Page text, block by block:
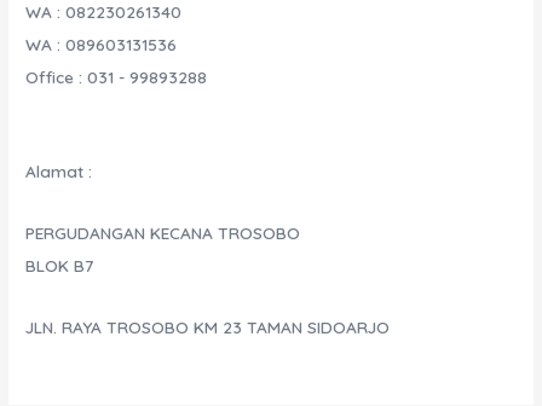
WA : 082230261340
WA : 089603131536
Office : 031 - 99893288
Alamat :
PERGUDANGAN KECANA TROSOBO
BLOK B7
JLN. RAYA TROSOBO KM 23 TAMAN SIDOARJO